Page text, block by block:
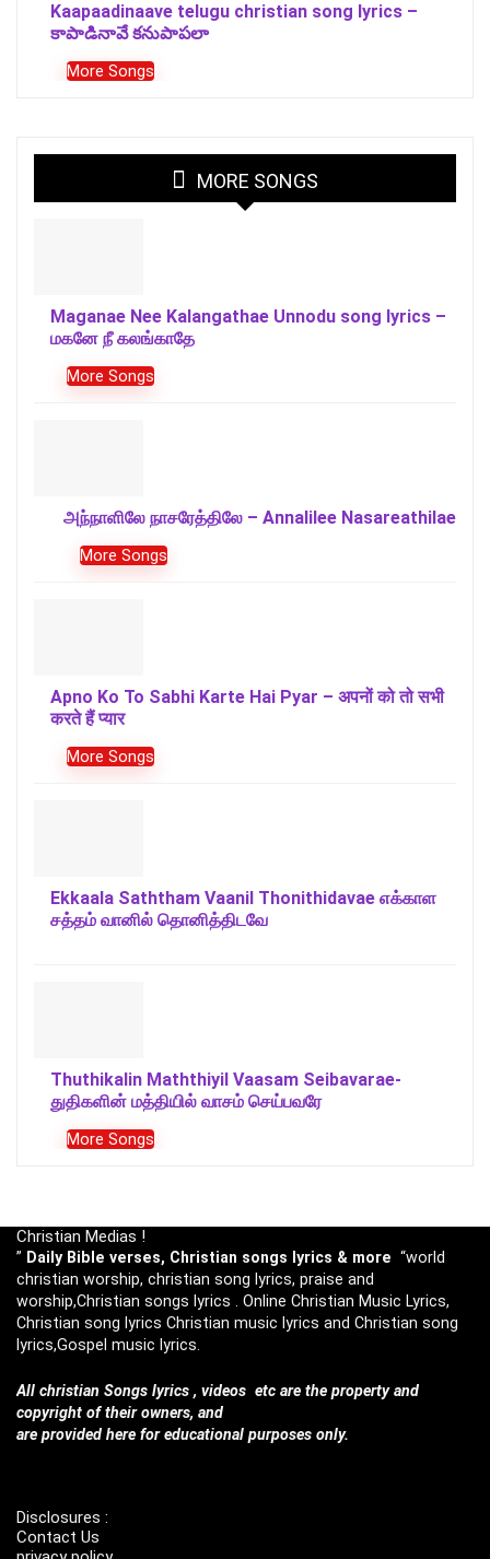
Kaapaadinaave telugu christian song lyrics –
కాపాడినావే కనుపాపలా
More Songs
MORE SONGS
Maganae Nee Kalangathae Unnodu song lyrics –
மகனே நீ கலங்காதே
More Songs
அந்நாளிலே நாசரேத்திலே – Annalilee Nasareathilae
More Songs
Apno Ko To Sabhi Karte Hai Pyar – अपनों को तो सभी
करते हैं प्यार
More Songs
Ekkaala Saththam Vaanil Thonithidavae எக்காள
சத்தம் வானில் தொனித்திடவே
Thuthikalin Maththiyil Vaasam Seibavarae-
துதிகளின் மத்தியில் வாசம் செய்பவரே
More Songs
Christian Medias !
” Daily Bible verses, Christian songs lyrics & more “world
christian worship, christian song lyrics, praise and
worship,Christian songs lyrics . Online Christian Music Lyrics,
Christian song lyrics Christian music lyrics and Christian song
lyrics,Gospel music lyrics.
All christian Songs lyrics , videos etc are the property and
copyright of their owners, and
are provided here for educational purposes only.
Disclosures :
Contact Us